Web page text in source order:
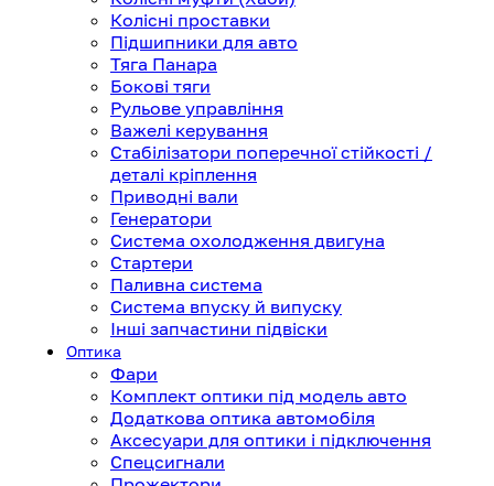
Колісні проставки
Підшипники для авто
Тяга Панара
Бокові тяги
Рульове управління
Важелі керування
Стабілізатори поперечної стійкості /
деталі кріплення
Приводні вали
Генератори
Система охолодження двигуна
Стартери
Паливна система
Система впуску й випуску
Інші запчастини підвіски
Оптика
Фари
Комплект оптики під модель авто
Додаткова оптика автомобіля
Аксесуари для оптики і підключення
Спецсигнали